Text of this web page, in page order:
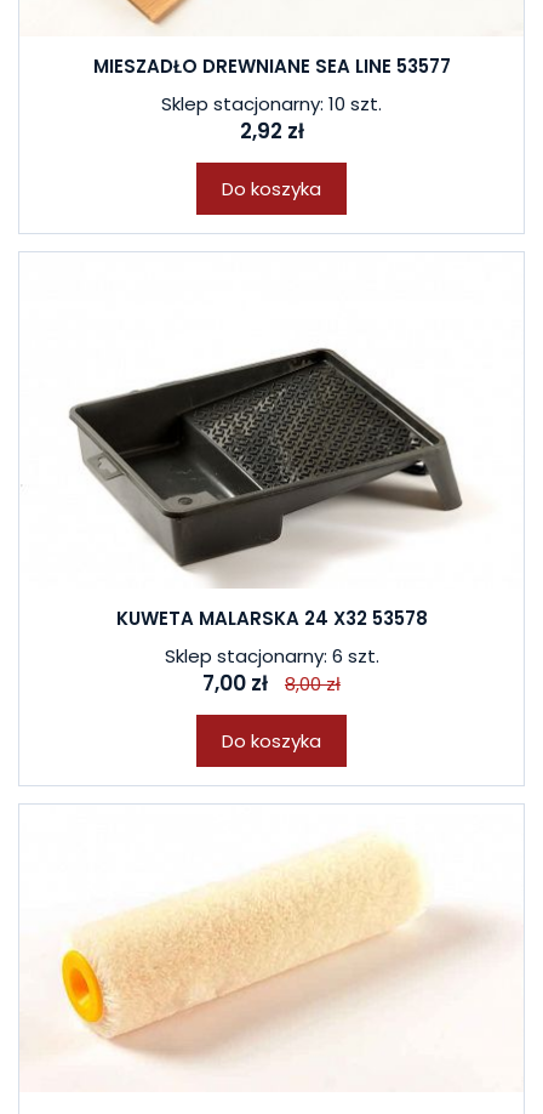
MIESZADŁO DREWNIANE SEA LINE 53577
Sklep stacjonarny: 10 szt.
2,92 zł
Do koszyka
KUWETA MALARSKA 24 X32 53578
Sklep stacjonarny: 6 szt.
7,00 zł 8,00 zł
Do koszyka